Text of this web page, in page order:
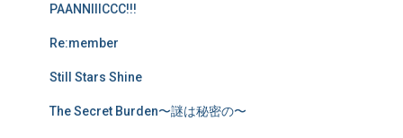
PAANNIIICCC!!!
Re:member
Still Stars Shine
The Secret Burden〜謎は秘密の〜